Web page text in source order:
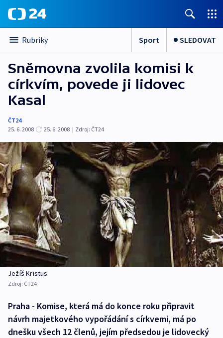
Rubriky Sport SLEDOVAT
Sněmovna zvolila komisi k
církvím, povede ji lidovec
Kasal
ČT24
25. 6. 2008
25. 6. 2008 | Zdroj: ČT24
Ježíš Kristus
Zdroj: ČT24
Praha - Komise, která má do konce roku připravit
návrh majetkového vypořádání s církvemi, má po
dnešku všech 12 členů, jejím předsedou je lidovecký